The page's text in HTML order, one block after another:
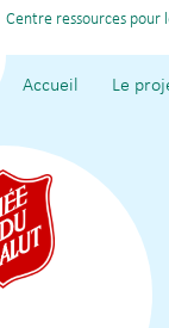
Centre ressources pour
Accueil Le